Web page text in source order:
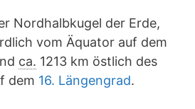
Nordhalbkugel der Erde,
vom Äquator auf dem
ca. 1213 km östlich des
dem 16. Längengrad.